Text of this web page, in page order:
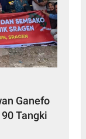
Tangki